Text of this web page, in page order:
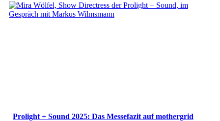
Prolight + Sound 2025: Das Messefazit auf mothergrid